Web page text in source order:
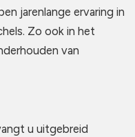
jarenlange ervaring in
Zo ook in het
van
u uitgebreid